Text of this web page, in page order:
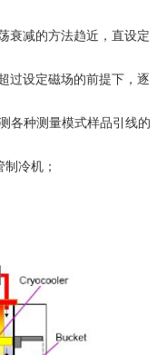
减的方法趋近，直设定
设定磁场的前提下，逐
各种测量模式样品引线的
冷机；